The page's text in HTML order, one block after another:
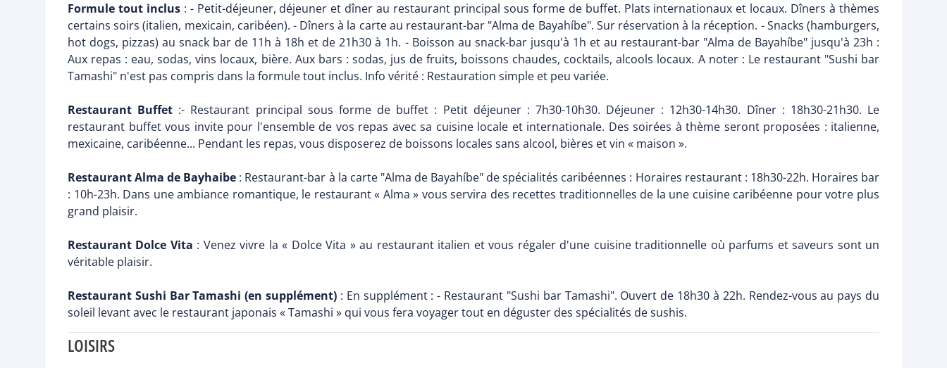
Formule tout inclus: - Petit-déjeuner, déjeuner et dîner au restaurant principal sous forme de buffet. Plats internationaux et locaux. Dîners à thèmes
certains soirs (italien, mexicain, caribéen). - Dîners à la carte au restaurant-bar "Alma de Bayahíbe". Sur réservation à la réception. - Snacks (hamburgers,
hot dogs, pizzas) au snack bar de 11h à 18h et de 21h30 à 1h. - Boisson au snack-bar jusqu'à 1h et au restaurant-bar "Alma de Bayahíbe" jusqu'à 23h :
Aux repas : eau, sodas, vins locaux, bière. Aux bars : sodas, jus de fruits, boissons chaudes, cocktails, alcools locaux. A noter : Le restaurant "Sushi bar
Tamashi" n'est pas compris dans la formule tout inclus. Info vérité : Restauration simple et peu variée.
Restaurant Buffet :- Restaurant principal sous forme de buffet : Petit déjeuner : 7h30-10h30. Déjeuner : 12h30-14h30. Dîner : 18h30-21h30. Le
restaurant buffet vous invite pour l'ensemble de vos repas avec sa cuisine locale et internationale. Des soirées à thème seront proposées : italienne,
mexicaine, caribéenne... Pendant les repas, vous disposerez de boissons locales sans alcool, bières et vin « maison ».
Restaurant Alma de Bayhaibe : Restaurant-bar à la carte "Alma de Bayahíbe" de spécialités caribéennes : Horaires restaurant : 18h30-22h. Horaires bar
: 10h-23h. Dans une ambiance romantique, le restaurant « Alma » vous servira des recettes traditionnelles de la une cuisine caribéenne pour votre plus
grand plaisir.
Restaurant Dolce Vita : Venez vivre la « Dolce Vita » au restaurant italien et vous régaler d'une cuisine traditionnelle où parfums et saveurs sont un
véritable plaisir.
Restaurant Sushi Bar Tamashi (en supplément) : En supplément : - Restaurant "Sushi bar Tamashi". Ouvert de 18h30 à 22h. Rendez-vous au pays du
soleil levant avec le restaurant japonais « Tamashi » qui vous fera voyager tout en déguster des spécialités de sushis.
LOISIRS